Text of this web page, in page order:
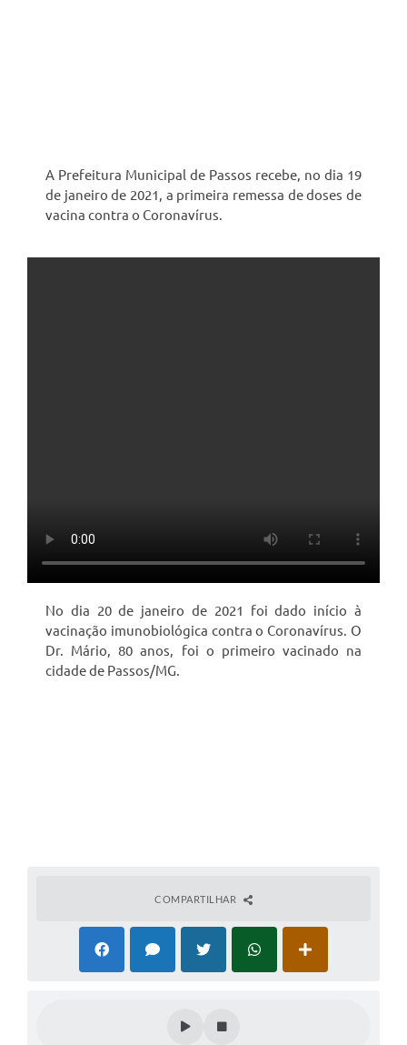
A Prefeitura Municipal de Passos recebe, no dia 19
de janeiro de 2021, a primeira remessa de doses de
vacina contra o Coronavírus.
No dia 20 de janeiro de 2021 foi dado início à
vacinação imunobiológica contra o Coronavírus. O
Dr. Mário, 80 anos, foi o primeiro vacinado na
cidade de Passos/MG.
COMPARTILHAR